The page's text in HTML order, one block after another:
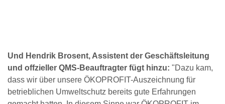
Und Hendrik Brosent, Assistent der Geschäftsleitung
und offzieller QMS-Beauftragter fügt hinzu: "Dazu kam,
dass wir über unsere ÖKOPROFIT-Auszeichnung für
betrieblichen Umweltschutz bereits gute Erfahrungen